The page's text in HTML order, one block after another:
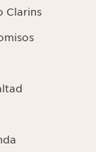
Clarins